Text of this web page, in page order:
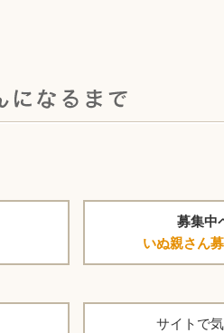
募集中
いぬ親さん
サイトで